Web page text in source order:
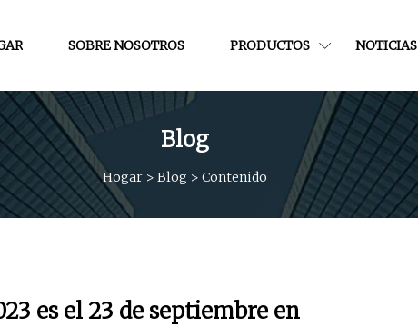
SOBRE NOSOTROS PRODUCTOS NOTICIAS
Blog
Hogar> Blog > Contenido
es el 23 de septiembre en